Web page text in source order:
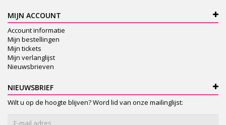
MIJN ACCOUNT
Account informatie
Mijn bestellingen
Mijn tickets
Mijn verlanglijst
Nieuwsbrieven
NIEUWSBRIEF
Wilt u op de hoogte blijven? Word lid van onze mailinglijst: